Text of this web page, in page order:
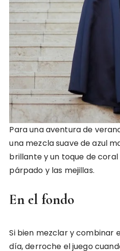
Para una aventura de
una mezcla suave de azul
brillante y un toque de
párpado y las mejillas.
En el fondo
Si bien mezclar y combinar
día, derroche el juego